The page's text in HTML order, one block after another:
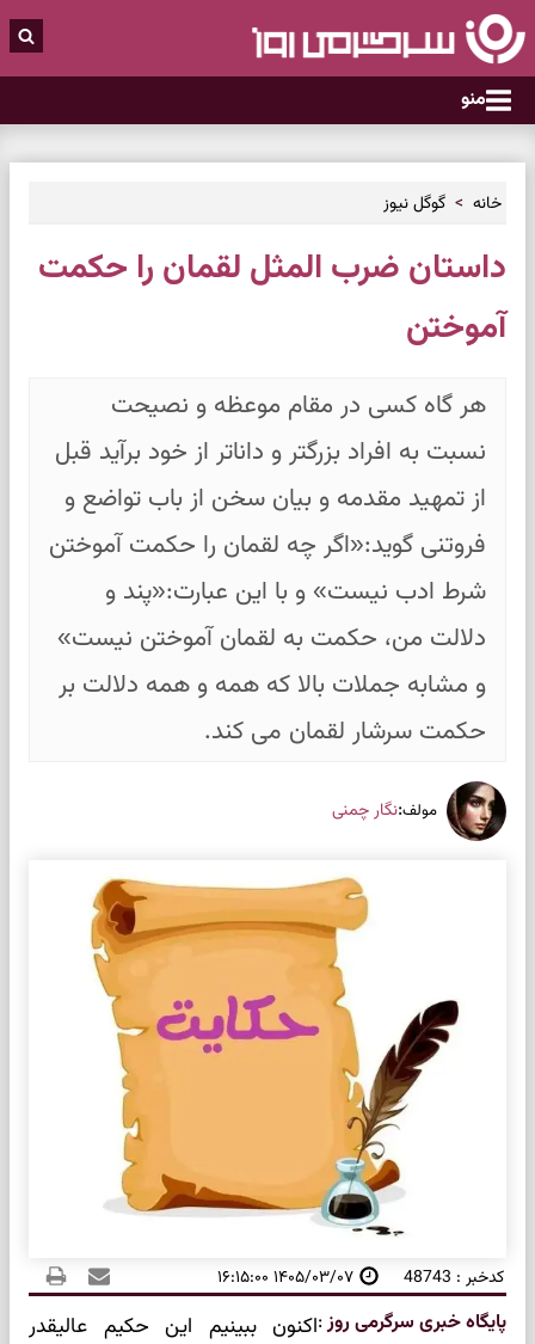
منو
خانه گوگل نیوز
داستان ضرب المثل لقمان را حکمت
آموختن
هر گاه کسی در مقام موعظه و نصیحت
نسبت به افراد بزرگتر و داناتر از خود برآید قبل
از تمهید مقدمه و بیان سخن از باب تواضع و
فروتنی گوید:«اگر چه لقمان را حکمت آموختن
شرط ادب نیست» و با این عبارت:«پند و
دلالت من، حکمت به لقمان آموختن نیست»
و مشابه جملات بالا که همه و همه دلالت بر
حکمت سرشار لقمان می کند.
مولف:نگار چمنی
کدخبر : 48743 ۱۴۰۵/۰۳/۰۷ ۱۶:۱۵:۰۰
پایگاه خبری سرگرمی روز:اکنون ببینیم این حکیم عالیقدر